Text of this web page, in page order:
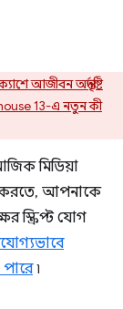
আজীবন অন্তর্দৃষ্টি
13-এ নতুন কী
মিডিয়া
করতে, আপনাকে
স্ক্রিপ্ট যোগ
৷